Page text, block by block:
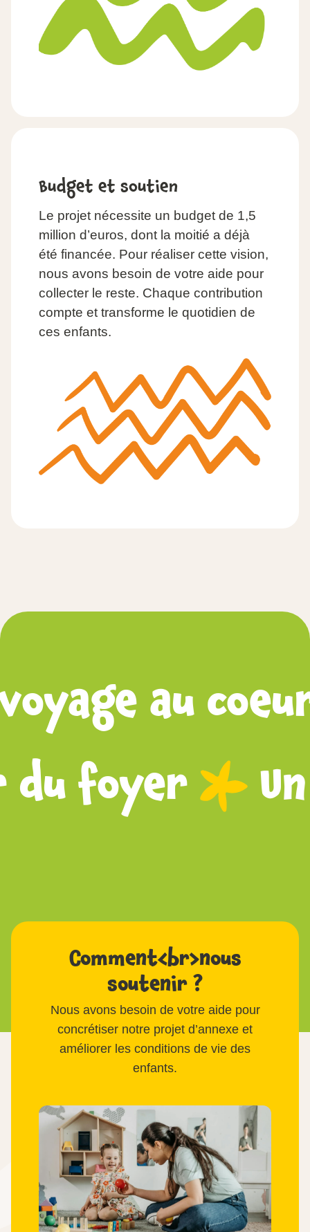
Budget et soutien
Le projet nécessite un budget de 1,5
million d’euros, dont la moitié a déjà
été financée. Pour réaliser cette vision,
nous avons besoin de votre aide pour
collecter le reste. Chaque contribution
compte et transforme le quotidien de
ces enfants.
coeur du
au coeur du
Comment<br>nous
soutenir ?
Nous avons besoin de votre aide pour
concrétiser notre projet d’annexe et
améliorer les conditions de vie des
enfants.